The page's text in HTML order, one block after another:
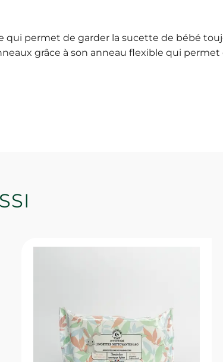
permet de garder la sucette de bébé
grâce à son anneau flexible qui